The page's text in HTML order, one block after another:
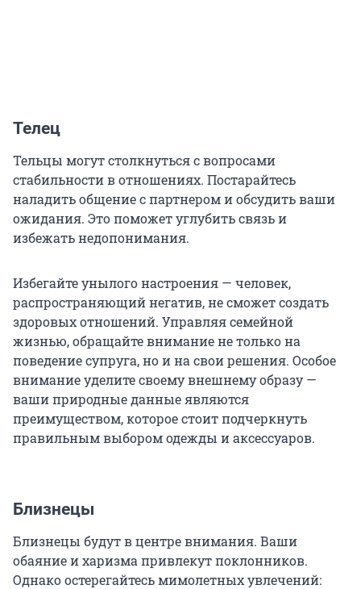
Телец
Тельцы могут столкнуться с вопросами
стабильности в отношениях. Постарайтесь
наладить общение с партнером и обсудить ваши
ожидания. Это поможет углубить связь и
избежать недопонимания.
Избегайте унылого настроения — человек,
распространяющий негатив, не сможет создать
здоровых отношений. Управляя семейной
жизнью, обращайте внимание не только на
поведение супруга, но и на свои решения. Особое
внимание уделите своему внешнему образу —
ваши природные данные являются
преимуществом, которое стоит подчеркнуть
правильным выбором одежды и аксессуаров.
Близнецы
Близнецы будут в центре внимания. Ваши
обаяние и харизма привлекут поклонников.
Однако остерегайтесь мимолетных увлечений: